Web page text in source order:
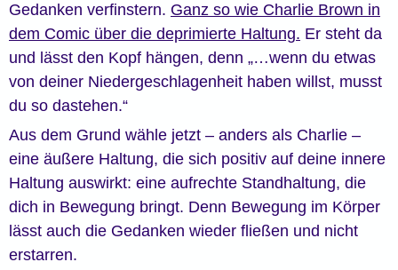
Gedanken verfinstern. Ganz so wie Charlie Brown in
dem Comic über die deprimierte Haltung. Er steht da
und lässt den Kopf hängen, denn „…wenn du etwas
von deiner Niedergeschlagenheit haben willst, musst
du so dastehen.“
Aus dem Grund wähle jetzt – anders als Charlie –
eine äußere Haltung, die sich positiv auf deine innere
Haltung auswirkt: eine aufrechte Standhaltung, die
dich in Bewegung bringt. Denn Bewegung im Körper
lässt auch die Gedanken wieder fließen und nicht
erstarren.